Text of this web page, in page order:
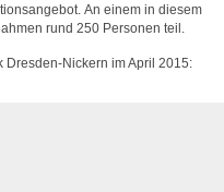
An einem in diesem
rund 250 Personen teil.
Dresden-Nickern im April 2015: